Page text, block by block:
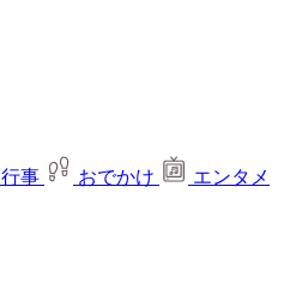
行事 おでかけ
エンタメ